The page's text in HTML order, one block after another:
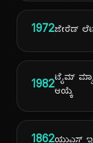
1972ಜೇರೆಡ್
1982ಟೈಮ್
ಆಯ್ಕೆ